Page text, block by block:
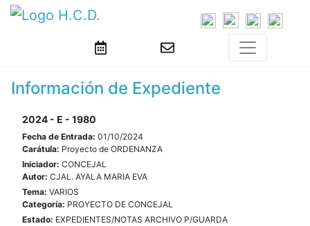
Información de Expediente
2024 - E - 1980
Fecha de Entrada: 01/10/2024
Carátula: Proyecto de ORDENANZA
Iniciador: CONCEJAL
Autor: CJAL. AYALA MARIA EVA
Tema: VARIOS
Categoría: PROYECTO DE CONCEJAL
Estado: EXPEDIENTES/NOTAS ARCHIVO P/GUARDA